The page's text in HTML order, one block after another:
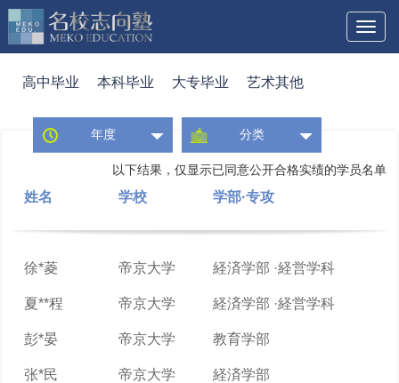
Toggle
高中毕业 本科毕业 大专毕业 艺术其他
年度 分类
以下结果，仅显示已同意公开合格实绩的学员名单
姓名 学校 学部·专攻
徐*菱 帝京大学 経済学部 ·経営学科
夏**程 帝京大学 経済学部 ·経営学科
彭*晏 帝京大学 教育学部
张*民 帝京大学 経済学部